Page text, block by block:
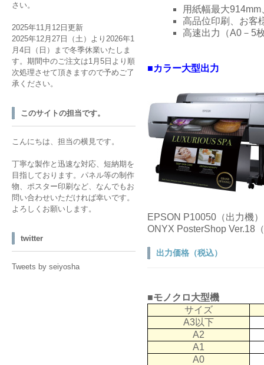
用紙幅最大
高品位印刷、お客
高速出力（A0－5
■カラー大型出力
EPSON P10050（出力機）
ONYX PosterShop Ver.18
出力価格（税込）
■モノクロ大型機
サイズ
A3以下
A2
A1
A0
さい。
2025年11月12日更新
2025年12月27日（土）より2026年1
月4日（日）まで冬季休業いたしま
す。期間中のご注文は1月5日より順
次処理させて頂きますので予めご了
承ください。
このサイトの担当です。
こんにちは、担当の横見です。
丁寧な製作と迅速な対応、短納期を
目指しております。パネル等の制作
物、ポスター印刷など、なんでもお
問い合わせいただければ幸いです。
よろしくお願いします。
twitter
Tweets by seiyosha